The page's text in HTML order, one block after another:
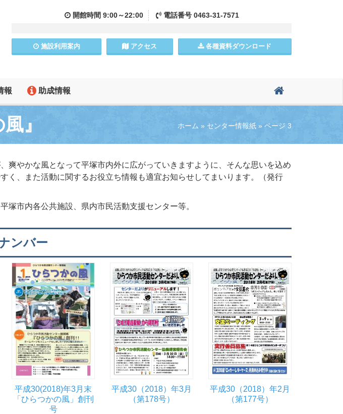
開館時間 9:00～22:00 電話番号0463-31-7571
施設利用案内 アクセス 各種資料ダウンロード
報 助成情報
ホーム » センター情報紙 » ページ 3
』
やかな風となって平塚市内外に広がっていきますように、そんな思いを込め
く、また活動に関するお役立ち情報も適宜お知らせしてまいります。（発行
塚市内各公共施設、県内市民活動支援センター等。
ンバー
平成30(2018)年3月末
「ひらつかの風」創刊
号
平成30（2018）年3月
（第178号）
平成30（2018）年2月
（第177号）